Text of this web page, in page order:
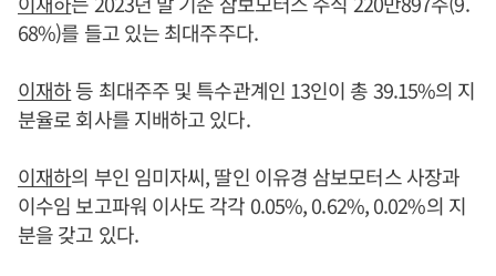
68%)를 들고 있는 최대주주다.
이재하등 최대주주 및 특수관계인 13인이 총 39.15%의 지
분율로 회사를 지배하고 있다.
이재하의 부인 임미자씨, 딸인 이유경 삼보모터스 사장과
이수임 보고파워 이사도 각각 0.05%, 0.62%, 0.02%의 지
분을 갖고 있다.